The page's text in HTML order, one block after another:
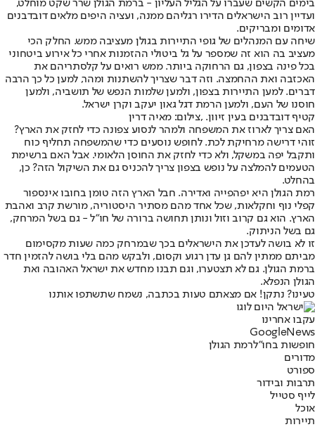
בימים הקשים שעברו על הגליל העליון - ברמת הגולן שרר שקט מוחלט,
ועדיין רוב הישראלים הדירו רגליהם ממנה, ועציה היפים מלאים דובדבנים
אדומים ומבריקים.
שיחה עם המנהלים של גופי התיירות בגולן מעציבה ממש. החלק הכי
מעציב בה הוא זה שמספר על גל ביטולי ההזמנות אחרי כל אירוע ביטחוני
בכל פינה בצפון, גם הרחוקה ביותר. ממש רואים על קלסתריהם את
האכזבה ואת ההחמצה. וזה דבר שצריך להשתנות ומהר, למען כל כך הרבה
דברים. למען התיירות בצפון, ולמען שלמות הנפש של תושביה, ולמען
חוסנו של העם, ולמען הרמת דגל גאון יעקב וקרן ישראל.
קטיף דובדבנים בעין זיוון. ,צילום: מאיה דרין
האם צריך לארוז את המשפחה ולמהר לנסוע צפונה כדי לחזק את הארץ?
זוהי דרישה מרחיקת לכת. לחופש נוסעים כדי שהמשפחה תחליף כוח
ותקבל יפה במשקל, ולא כדי לחזק את החוסן הלאומי. אבל האם ברשימת
הטעמים להמלצה על נופש בצפון צריך להכניס גם את השיקול הזה? כן,
בהחלט.
רמת הגולן היא יפהפייה ואדירה. חבל הארץ הזה טומן בחובו אינספור
קפלי נוף וחקלאות, שכל אחד מהם מסתיר היסטוריה, מורשת קרב ואהבת
הארץ. הוא גם קרוב וזול ונותן תחושה ברורה של חו"ל - גם בשל המרחק,
גם בשל הניתוק.
זו לא בושה לעדכן את הישראלים בכך שבמרחק כמה שעות מקסימום
מביתם ממתין להם גן עדן רגוע וקסום, ולבקש מהם בלי בושה להזמין חדר
ברמת הגולן. גם לא תצטערו, וגם תבנו מחדש את ישראל האהובה ואת
הגולן הנפלא.
טעינו? נתקן! אם מצאתם טעות בכתבה, נשמח שתשתפו אותנו
עקבו אחרינו
Googl eNews
חופשות בחו"לרמת הגולן
מדורים
ספורט
תרבות ובידור
לייף סטייל
אוכל
תיירות